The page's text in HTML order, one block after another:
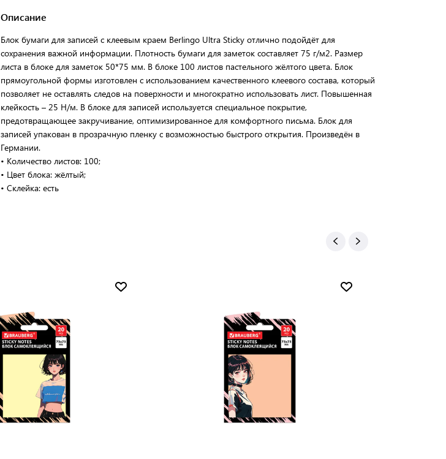
Описание
Блок бумаги для записей с клеевым краем Berlingo Ultra Sticky отлично подойдёт для
сохранения важной информации. Плотность бумаги для заметок составляет 75 г/м2. Размер
листа в блоке для заметок 50*75 мм. В блоке 100 листов пастельного жёлтого цвета. Блок
прямоугольной формы изготовлен с использованием качественного клеевого состава, который
позволяет не оставлять следов на поверхности и многократно использовать лист. Повышенная
клейкость – 25 Н/м. В блоке для записей используется специальное покрытие,
предотвращающее закручивание, оптимизированное для комфортного письма. Блок для
записей упакован в прозрачную пленку с возможностью быстрого открытия. Произведён в
Германии.
• Количество листов: 100;
• Цвет блока: жёлтый;
• Склейка: есть